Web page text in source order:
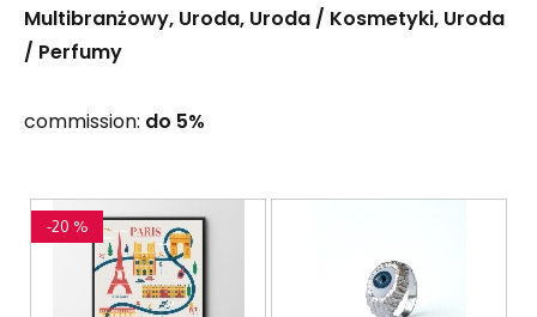
Multibranżowy Uroda Uroda / Kosmetyki Uroda
/ Perfumy
commission: do 5%